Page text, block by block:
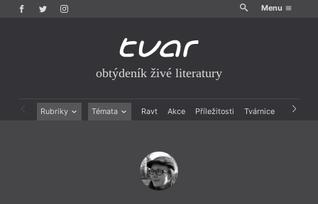
Menu
obtýdeník živé literatury
Rubriky Témata Ravt Akce Příležitosti Tvárnice Archiv